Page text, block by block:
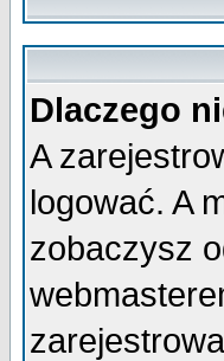
Dlaczego
A
logować. A
zobaczysz